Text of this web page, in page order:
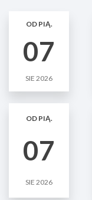
OD PIĄ.
07
SIE 2026
OD PIĄ.
07
SIE 2026